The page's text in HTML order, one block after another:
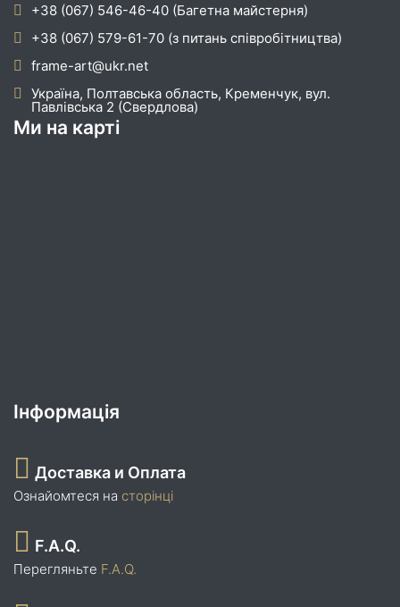
+38 (067) 546-46-40 (Багетна майстерня)
+38 (067) 579-61-70 (з питань співробітництва)
frame-art@ukr.net
Україна, Полтавська область, Кременчук, вул.
Павлівська 2 (Свердлова)
Ми на карті
Інформація
Доставка и Оплата
Ознайомтеся на сторінці
F.A.Q.
Перегляньте F.A.Q.